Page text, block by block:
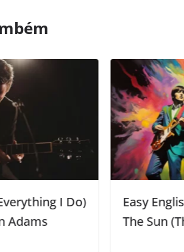
English Song | Here Comes
(The Beatles)